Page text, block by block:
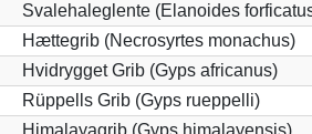
Svalehaleglente (Elanoides
Hættegrib (Necrosyrtes monachus)
Hvidrygget Grib (Gyps africanus)
Rüppells Grib (Gyps rueppelli)
Himalayagrib (Gyps himalayensis)